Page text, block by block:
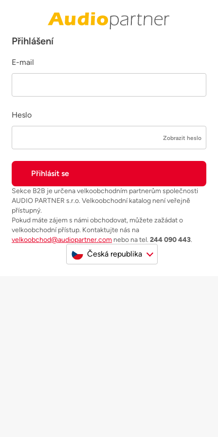
Přihlášení
E-mail
Heslo
Zobrazit heslo
Sekce B2B je určena velkoobchodním partnerům společnosti
AUDIO PARTNER s.r.o. Velkoobchodní katalog není veřejně
přístupný.
Pokud máte zájem s námi obchodovat, můžete zažádat o
velkoobchodní přístup. Kontaktujte nás na
velkoobchod@audiopartner.com nebo na tel. 244 090 443.
Česká republika